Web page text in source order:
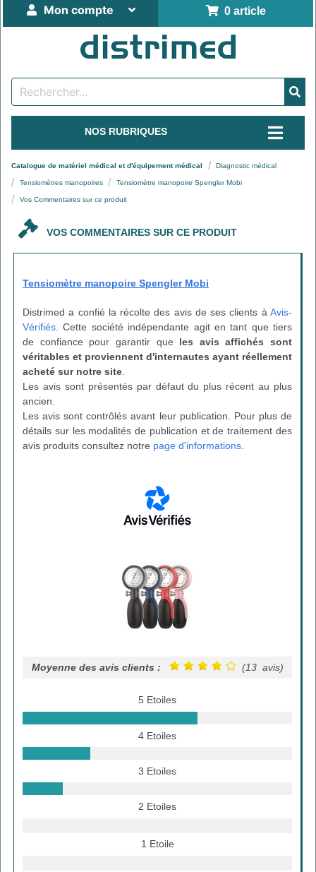
0 article
Mon compte
NOS RUBRIQUES
Catalogue de matériel médical et d'équipement médical Diagnostic médical
Tensiomètres manopoires Tensiomètre manopoire Spengler Mobi
Vos Commentaires sur ce produit
VOS COMMENTAIRES SUR CE PRODUIT
Tensiomètre manopoire Spengler Mobi
Distrimed a confié la récolte des avis de ses clients à Avis-
Vérifiés . Cette société indépendante agit en tant que tiers
de confiance pour garantir que les avis affichés sont
véritables et proviennent d'internautes ayant réellement
acheté sur notre site
Les avis sont présentés par défaut du plus récent au plus
ancien.
Les avis sont contrôlés avant leur publication. Pour plus de
détails sur les modalités de publication et de traitement des
avis produits consultez notre page d'informations
Moyenne des avis clients : (13 avis)
5 Etoiles
4 Etoiles
3 Etoiles
2 Etoiles
1 Etoile